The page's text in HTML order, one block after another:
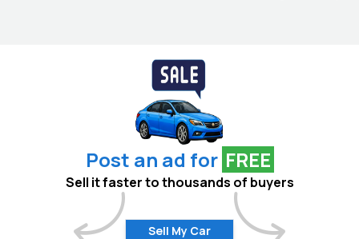
Post an ad for FREE
Sell it faster to thousands of buyers
Sell My Car